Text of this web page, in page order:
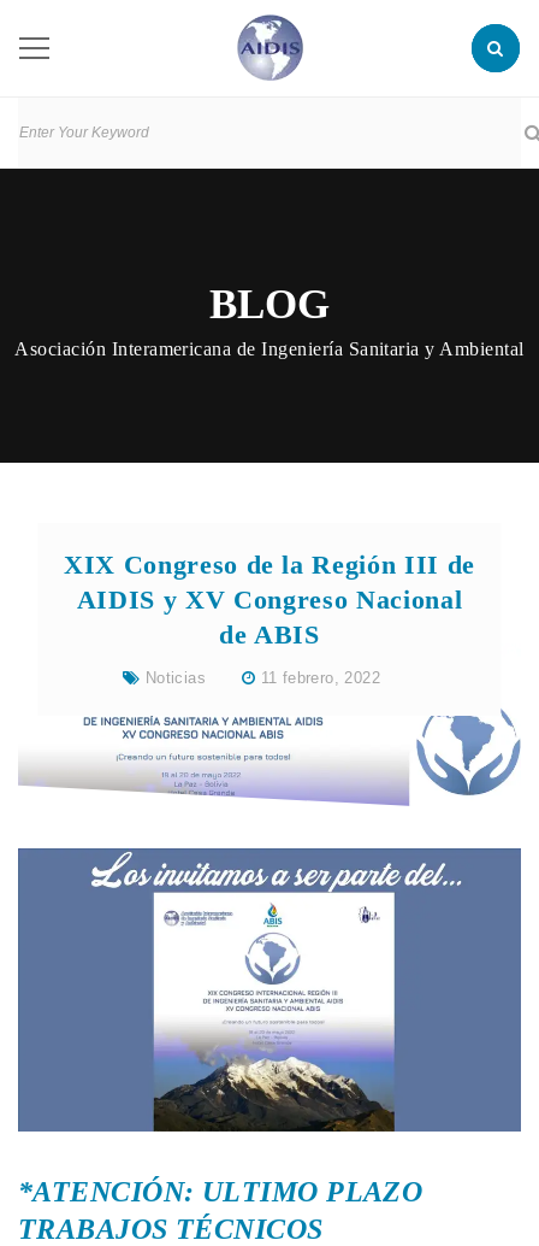
BLOG
Asociación Interamericana de Ingeniería Sanitaria y Ambiental
XIX Congreso de la Región III de
AIDIS y XV Congreso Nacional
de ABIS
Noticias 11 febrero, 2022
*ATENCIÓN: ULTIMO PLAZO
TRABAJOS TÉCNICOS